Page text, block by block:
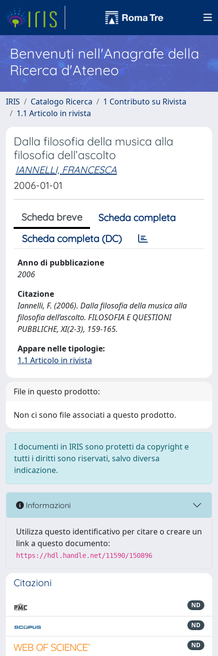
Benvenuti nell'Anagrafe della
Ricerca d'Ateneo
IRIS Catalogo Ricerca
1 Contributo su Rivista
1.1 Articolo in rivista
Dalla filosofia della musica alla
filosofia dell’ascolto
IANNELLI, FRANCESCA
2006-01-01
Scheda breve
Scheda completa
Scheda completa (DC)
Anno di pubblicazione
2006
Citazione
Iannelli, F. (2006). Dalla filosofia della musica alla
filosofia dell’ascolto. FILOSOFIA E QUESTIONI
PUBBLICHE, XI(2-3), 159-165.
Appare nelle tipologie:
1.1 Articolo in rivista
File in questo prodotto:
Non ci sono file associati a questo prodotto.
I documenti in IRIS sono protetti da copyright e
tutti i diritti sono riservati, salvo diversa
indicazione.
Informazioni
Utilizza questo identificativo per citare o creare un
link a questo documento:
https://hdl.handle.net/11590/150896
Citazioni
ND
ND
ND